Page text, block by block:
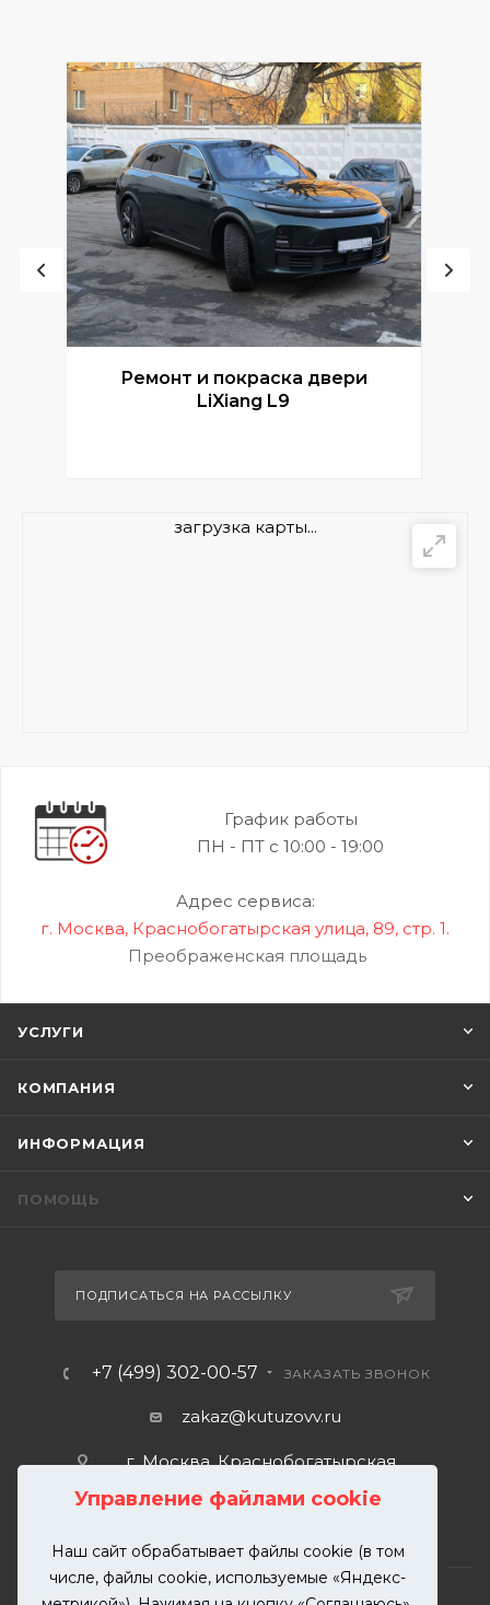
Управление файлами cookie
Наш сайт обрабатывает файлы cookie (в том
числе, файлы cookie, используемые «Яндекс-
Ремонт и покраска двери
LiXiang L9
загрузка карты...
График работы
ПН - ПТ с 10:00 - 19:00
Адрес сервиса:
г. Москва, Краснобогатырская улица, 89, стр. 1.
Преображенская площадь
УСЛУГИ
КОМПАНИЯ
ИНФОРМАЦИЯ
ПОМОЩЬ
ПОДПИСАТЬСЯ НА РАССЫЛКУ
+7 (499) 302-00-57 ЗАКАЗАТЬ ЗВОНОК
zakaz@kutuzovv.ru
г. Москва, Краснобогатырская